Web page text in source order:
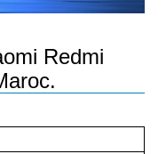
Redmi